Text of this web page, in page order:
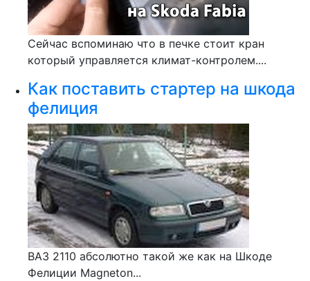
Сейчас вспоминаю что в печке стоит кран
который управляется климат-контролем....
Как поставить стартер на шкода
фелиция
ВАЗ 2110 абсолютно такой же как на Шкоде
Фелиции Magneton...